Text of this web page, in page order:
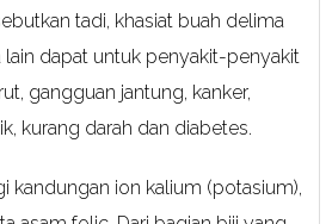
tadi, khasiat buah delima
lain dapat untuk penyakit-penyakit
gangguan jantung, kanker,
kurang darah dan diabetes.
kandungan ion kalium (potasium),